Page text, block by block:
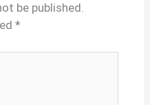
be published.
*